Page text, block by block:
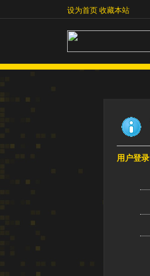
收藏本站设为首页收藏本站
用户登录